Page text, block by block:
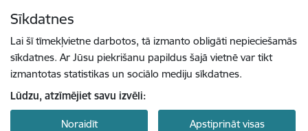
Sīkdatnes
Lai šī tīmekļvietne darbotos, tā izmanto obligāti nepieciešamās
sīkdatnes. Ar Jūsu piekrišanu papildus šajā vietnē var tikt
izmantotas statistikas un sociālo mediju sīkdatnes.
Lūdzu, atzīmējiet savu izvēli:
Noraidīt Apstiprināt visas